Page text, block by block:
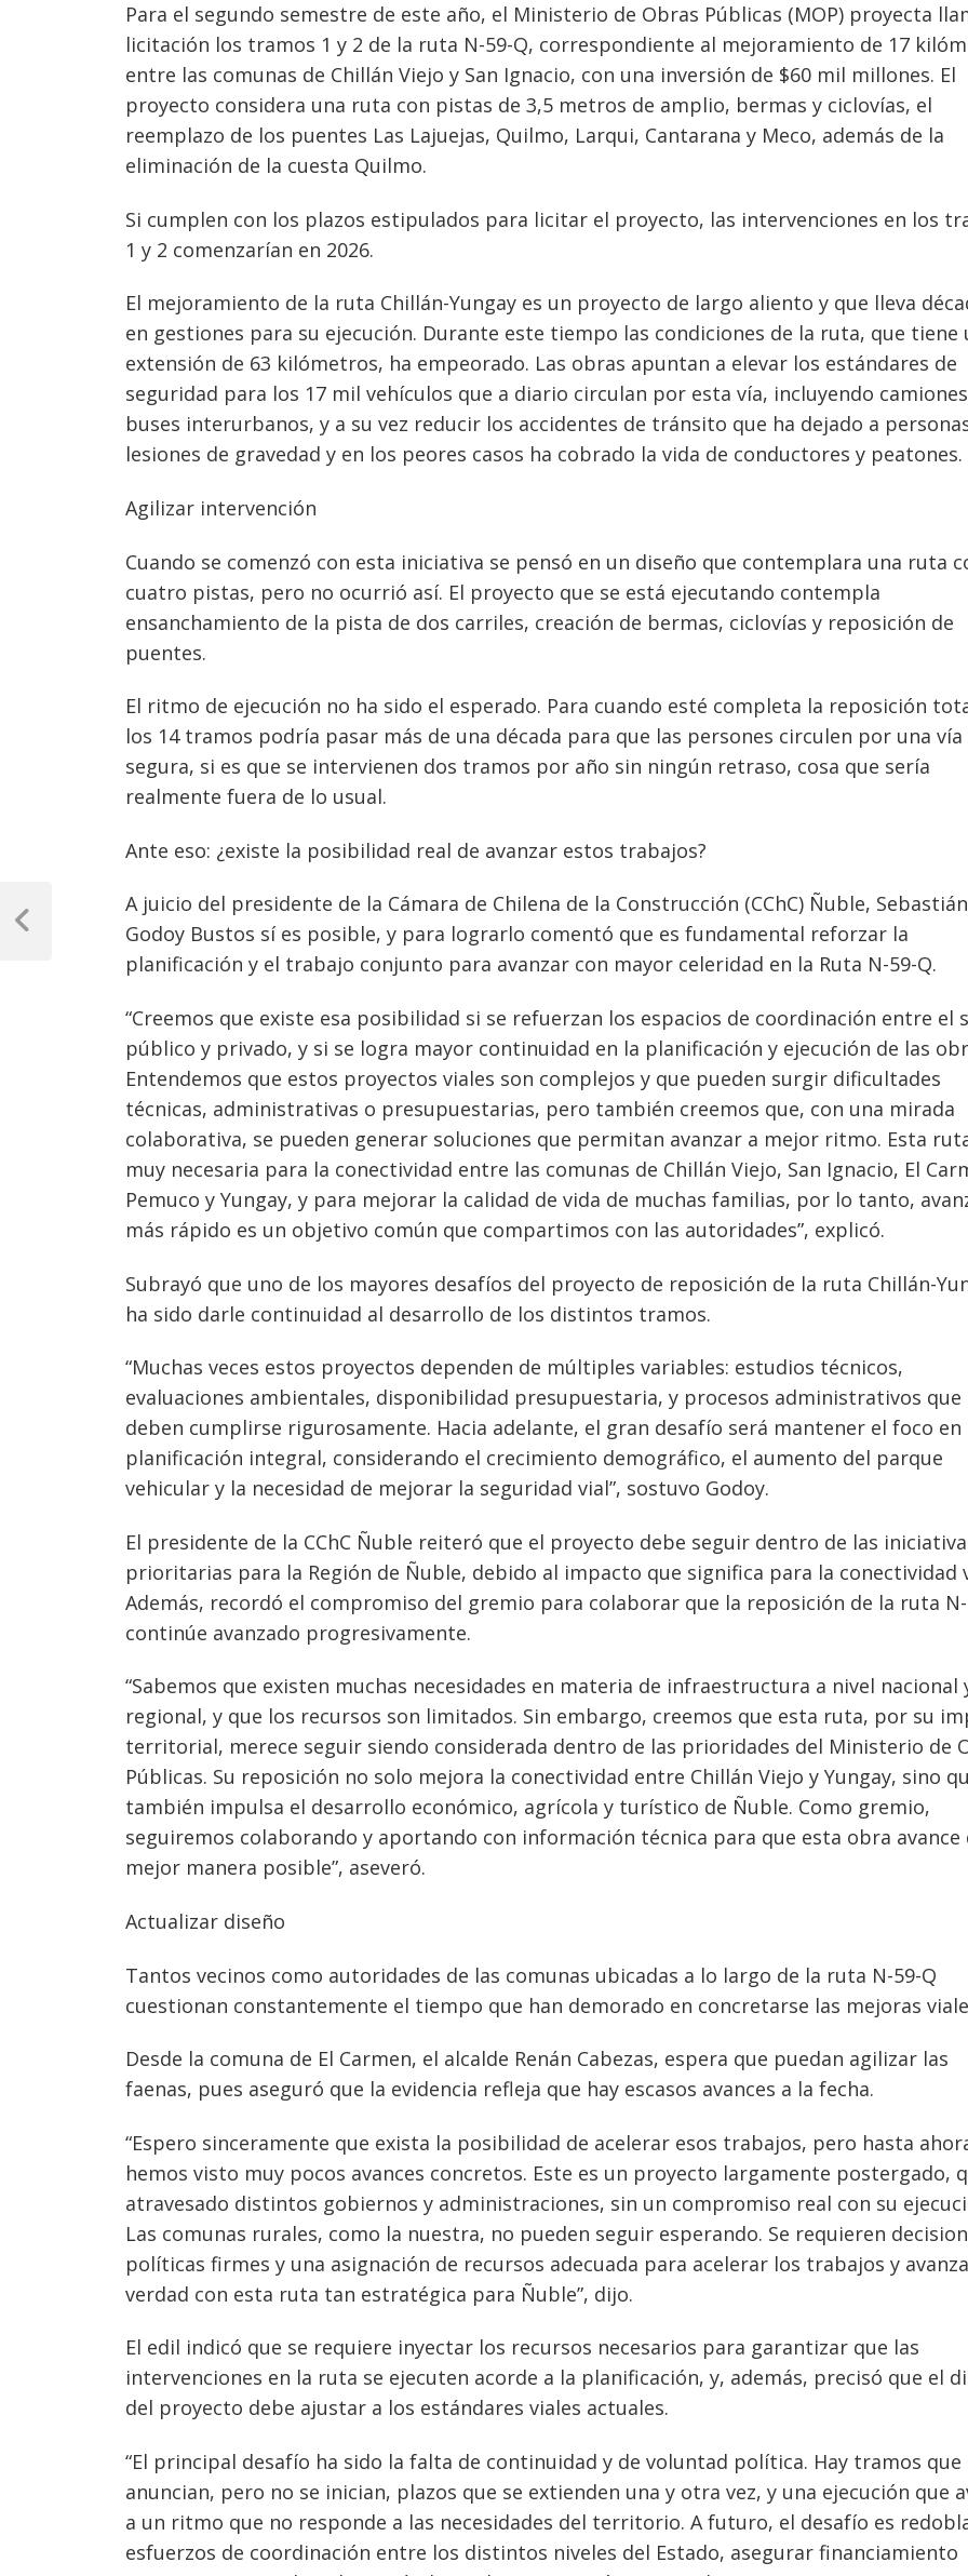
Para el segundo semestre de este año, el Ministerio de Obras Públicas (MOP) proyecta
licitación los tramos 1 y 2 de la ruta N-59-Q, correspondiente al mejoramiento de 17
entre las comunas de Chillán Viejo y San Ignacio, con una inversión de $60 mil millones. El
proyecto considera una ruta con pistas de 3,5 metros de amplio, bermas y ciclovías, el
reemplazo de los puentes Las Lajuejas, Quilmo, Larqui, Cantarana y Meco, además de la
eliminación de la cuesta Quilmo.
Si cumplen con los plazos estipulados para licitar el proyecto, las intervenciones en los
1 y 2 comenzarían en 2026.
El mejoramiento de la ruta Chillán-Yungay es un proyecto de largo aliento y que lleva
en gestiones para su ejecución. Durante este tiempo las condiciones de la ruta, que tiene
extensión de 63 kilómetros, ha empeorado. Las obras apuntan a elevar los estándares de
seguridad para los 17 mil vehículos que a diario circulan por esta vía, incluyendo
buses interurbanos, y a su vez reducir los accidentes de tránsito que ha dejado a
lesiones de gravedad y en los peores casos ha cobrado la vida de conductores y peatones.
Agilizar intervención
Cuando se comenzó con esta iniciativa se pensó en un diseño que contemplara una ruta
cuatro pistas, pero no ocurrió así. El proyecto que se está ejecutando contempla
ensanchamiento de la pista de dos carriles, creación de bermas, ciclovías y reposición de
puentes.
El ritmo de ejecución no ha sido el esperado. Para cuando esté completa la reposición
los 14 tramos podría pasar más de una década para que las persones circulen por una vía
segura, si es que se intervienen dos tramos por año sin ningún retraso, cosa que sería
realmente fuera de lo usual.
Ante eso: ¿existe la posibilidad real de avanzar estos trabajos?
A juicio del presidente de la Cámara de Chilena de la Construcción (CChC) Ñuble, Sebastián
Godoy Bustos sí es posible, y para lograrlo comentó que es fundamental reforzar la
planificación y el trabajo conjunto para avanzar con mayor celeridad en la Ruta N-59-Q.
“Creemos que existe esa posibilidad si se refuerzan los espacios de coordinación entre el
público y privado, y si se logra mayor continuidad en la planificación y ejecución de las
Entendemos que estos proyectos viales son complejos y que pueden surgir dificultades
técnicas, administrativas o presupuestarias, pero también creemos que, con una mirada
colaborativa, se pueden generar soluciones que permitan avanzar a mejor ritmo. Esta
muy necesaria para la conectividad entre las comunas de Chillán Viejo, San Ignacio, El
Pemuco y Yungay, y para mejorar la calidad de vida de muchas familias, por lo tanto,
más rápido es un objetivo común que compartimos con las autoridades”, explicó.
Subrayó que uno de los mayores desafíos del proyecto de reposición de la ruta Chillán-
ha sido darle continuidad al desarrollo de los distintos tramos.
“Muchas veces estos proyectos dependen de múltiples variables: estudios técnicos,
evaluaciones ambientales, disponibilidad presupuestaria, y procesos administrativos que
deben cumplirse rigurosamente. Hacia adelante, el gran desafío será mantener el foco en
planificación integral, considerando el crecimiento demográfico, el aumento del parque
vehicular y la necesidad de mejorar la seguridad vial”, sostuvo Godoy.
El presidente de la CChC Ñuble reiteró que el proyecto debe seguir dentro de las
prioritarias para la Región de Ñuble, debido al impacto que significa para la conectividad
Además, recordó el compromiso del gremio para colaborar que la reposición de la ruta N-
continúe avanzado progresivamente.
“Sabemos que existen muchas necesidades en materia de infraestructura a nivel nacional
regional, y que los recursos son limitados. Sin embargo, creemos que esta ruta, por su
territorial, merece seguir siendo considerada dentro de las prioridades del Ministerio de
Públicas. Su reposición no solo mejora la conectividad entre Chillán Viejo y Yungay, sino
también impulsa el desarrollo económico, agrícola y turístico de Ñuble. Como gremio,
seguiremos colaborando y aportando con información técnica para que esta obra avance
mejor manera posible”, aseveró.
Actualizar diseño
Tantos vecinos como autoridades de las comunas ubicadas a lo largo de la ruta N-59-Q
cuestionan constantemente el tiempo que han demorado en concretarse las mejoras
Desde la comuna de El Carmen, el alcalde Renán Cabezas, espera que puedan agilizar las
faenas, pues aseguró que la evidencia refleja que hay escasos avances a la fecha.
“Espero sinceramente que exista la posibilidad de acelerar esos trabajos, pero hasta
hemos visto muy pocos avances concretos. Este es un proyecto largamente postergado,
atravesado distintos gobiernos y administraciones, sin un compromiso real con su
Las comunas rurales, como la nuestra, no pueden seguir esperando. Se requieren
políticas firmes y una asignación de recursos adecuada para acelerar los trabajos y
verdad con esta ruta tan estratégica para Ñuble”, dijo.
El edil indicó que se requiere inyectar los recursos necesarios para garantizar que las
intervenciones en la ruta se ejecuten acorde a la planificación, y, además, precisó que el
del proyecto debe ajustar a los estándares viales actuales.
“El principal desafío ha sido la falta de continuidad y de voluntad política. Hay tramos que
anuncian, pero no se inician, plazos que se extienden una y otra vez, y una ejecución que
a un ritmo que no responde a las necesidades del territorio. A futuro, el desafío es
esfuerzos de coordinación entre los distintos niveles del Estado, asegurar financiamiento
Navegación
de
Previous